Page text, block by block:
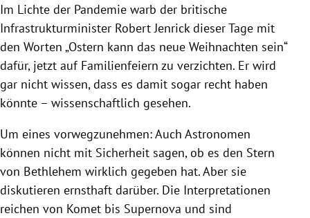
Untermenü
Im Lichte der Pandemie warb der britische
Infrastrukturminister Robert Jenrick dieser Tage mit
den Worten „Ostern kann das neue Weihnachten sein“
dafür, jetzt auf Familienfeiern zu verzichten. Er wird
gar nicht wissen, dass es damit sogar recht haben
könnte – wissenschaftlich gesehen.
Um eines vorwegzunehmen: Auch Astronomen
können nicht mit Sicherheit sagen, ob es den Stern
von Bethlehem wirklich gegeben hat. Aber sie
diskutieren ernsthaft darüber. Die Interpretationen
reichen von Komet bis Supernova und sind